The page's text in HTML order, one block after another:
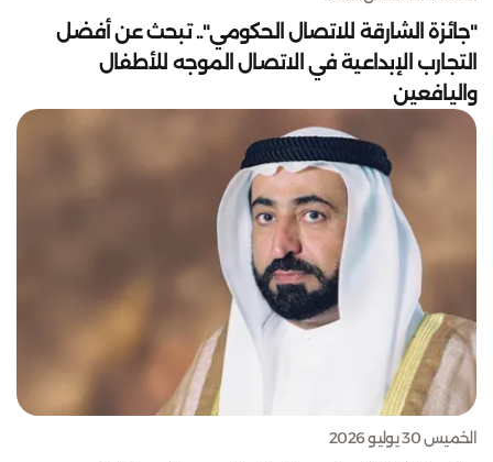
"جائزة الشارقة للاتصال الحكومي".. تبحث عن أفضل
التجارب الإبداعية في الاتصال الموجه للأطفال
واليافعين
الخميس 30 يوليو 2026